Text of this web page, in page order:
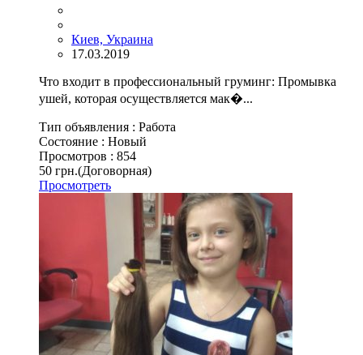
Киев, Украина
17.03.2019
Что входит в профессиональный груминг: Промывка
ушей, которая осуществляется мак�...
Тип объявления : Работа
Состояние : Новый
Просмотров : 854
50 грн.(Договорная)
Просмотреть